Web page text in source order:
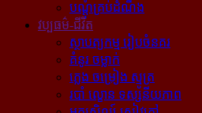
បណ្ដុំគ្រប់ដំណឹង
វប្បធម៌-ជីវិត
ស្ថាបត្យកម្ម រៀបចំនគរ
គំនូរ ចម្លាក់
ភ្លេង ចម្រៀង ស្មូត្រ
របាំ ល្ខោន ទស្សនីយភាព